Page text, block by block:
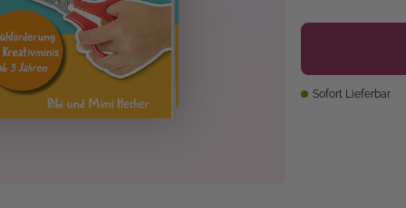
Sofort Lieferbar